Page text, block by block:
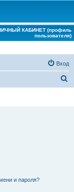
КАБИНЕТ (профиль
пользователя)
Вход
и пароля?